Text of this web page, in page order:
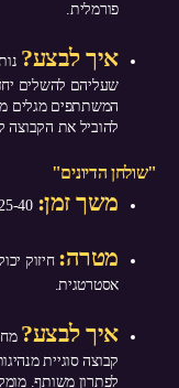
פורמלית.
איך לבצע?
שעליהם להשלים
המשתתפים מגלים
להוביל את הקבוצה
"שולחן הדיונים"
משך זמן: 25-40 דקות | כמות משתתפים: 6-25
מטרה: חיזוק
אסטרטגית.
איך לבצע?
קבוצה סוגיית
לפתרון משותף.